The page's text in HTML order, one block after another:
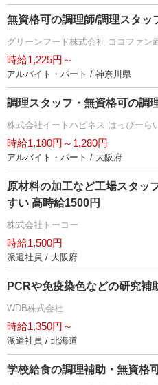
無資格可の調理師/調理スタッ
グリーンフード株式会社 ココファン
時給1,225円～
アルバイト・パート / 神奈川県
調理スタッフ・無資格可の調
株式会社イートハピネス はっぴーら
時給1,180円～1,280円
アルバイト・パート / 大阪府
原材料の加工など工場スタ
すい 高時給1500円
株式会社トーコー
時給1,500円
派遣社員 / 大阪府
PCRや免疫染色などの研究補
WDB株式会社
時給1,350円～
派遣社員 / 北海道
学校給食の調理補助・無資格